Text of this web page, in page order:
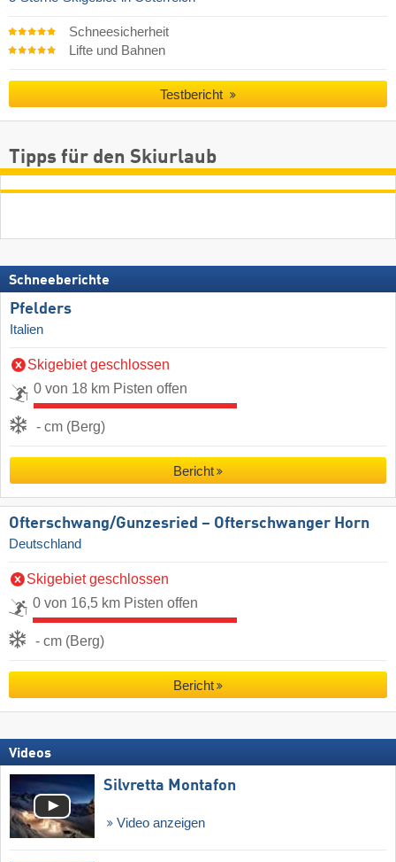
Schneesicherheit
Lifte und Bahnen
Testbericht
Tipps für den Skiurlaub
Schneeberichte
Pfelders
Italien
Skigebiet geschlossen
0 von 18 km Pisten offen
- cm (Berg)
Bericht
Ofterschwang/​Gunzesried – Ofterschwanger Horn
Deutschland
Skigebiet geschlossen
0 von 16,5 km Pisten offen
- cm (Berg)
Bericht
Videos
Silvretta Montafon
Video anzeigen